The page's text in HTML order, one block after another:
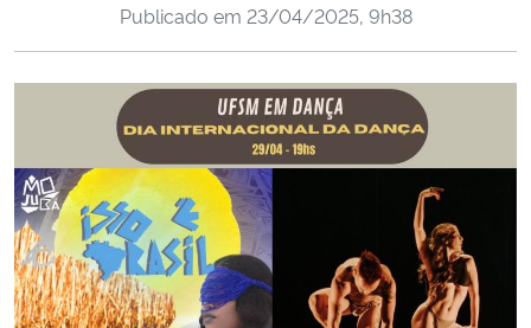
Ministério de Minas e Energia
Ministério da Ciência, Tecnologia, Inovações e Comunicações
Ministério do Meio Ambiente
Ministério do Turismo
Ministério do Desenvolvimento Regional
Publicado em 23/04/2025, 9h38